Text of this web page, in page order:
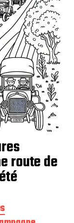
route de